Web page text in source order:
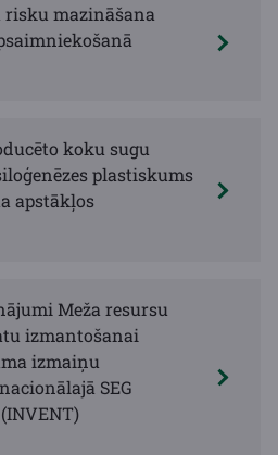
mazināšana
koku sugu
plastiskums
apstākļos
Meža resursu
izmantošanai
izmaiņu
SEG